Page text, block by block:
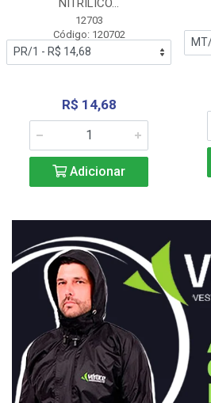
NITRÍLICO...
12703
Código: 120702
R$ 14,68
Adicionar